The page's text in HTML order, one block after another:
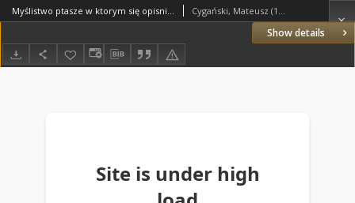
Show details
Myślistwo ptasze w ktorym się opisnie, sposob dostawania wszelakiego ptaka. Ktemu przydane iest opisanie narodw ptaszych, y iakiego ktory piora. Cygański, Mateusz (1535–1611)